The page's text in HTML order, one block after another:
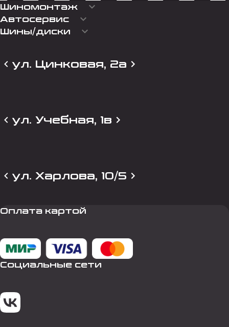
Шиномонтаж keyboard_arrow_down
Автосервис keyboard_arrow_down
Шины/диски keyboard_arrow_down
ул. Цинковая, 2а
ул. Учебная, 1в
ул. Харлова, 10/5
Оплата картой
Социальные сети